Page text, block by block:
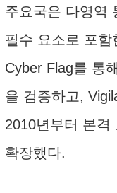
주요국은 다영역
필수 요소로 포
Cyber Flag를 통
을 검증하고,
2010년부터 본격
확장했다.